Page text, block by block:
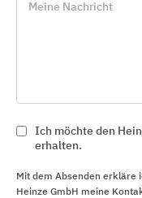
Alarmanlagen zum
Telenot Electronic
Meine Nachricht
Ich möchte den
erhalten.
Mit dem Absenden erkläre
Heinze GmbH meine